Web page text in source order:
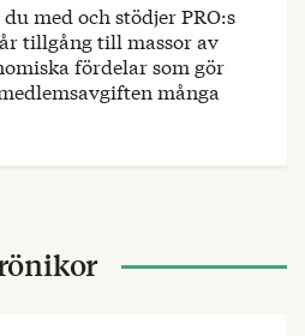
med och stödjer PRO:s
tillgång till massor av
fördelar som gör
många